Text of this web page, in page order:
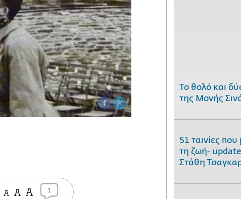
1
Το θολό και
της Μονής
51 ταινίες
τη ζωή-
Στάθη